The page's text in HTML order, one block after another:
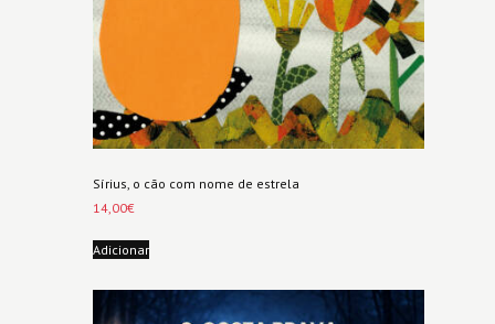
Sírius, o cão com nome de estrela
14,00€
Adicionar